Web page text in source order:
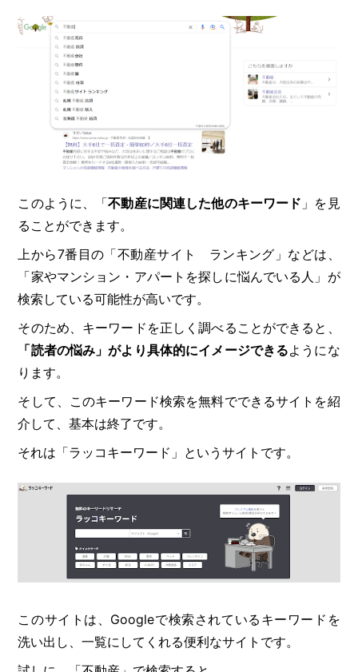
このように、「不動産に関連した他のキーワード 」を見
ることができます。
上から7番目の「不動産サイト ランキング」などは、
「家やマンション・アパートを探しに悩んでいる人」が
検索している可能性が高いです。
そのため、キーワードを正しく調べることができると、
「読者の悩み」がより具体的にイメージできるようにな
ります。
そして、このキーワード検索を無料でできるサイトを紹
介して、基本は終了です。
それは「ラッコキーワード」というサイトです。
このサイトは、Googleで検索されているキーワードを
洗い出し、一覧にしてくれる便利なサイトです。